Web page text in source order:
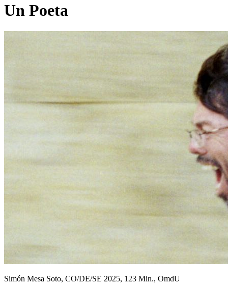
Un Poeta
Simón Mesa Soto, CO/DE/SE 2025, 123 Min., OmdU